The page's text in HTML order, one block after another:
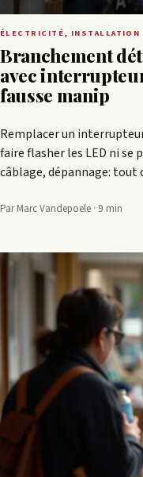
ÉLECTRICITÉ, INSTALLATION
Branchement
avec
fausse manip
Remplacer un
faire flasher les LED ni se
câblage, dépannage: tout
Par Marc Vandepoele · 9 min